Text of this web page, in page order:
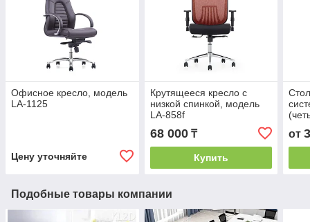
Офисное кресло, модель
LA-1125
Цену уточняйте
Крутящееся кресло с
низкой спинкой, модель
LA-858f
68 000₸
Купить
от
Подобные товары компании